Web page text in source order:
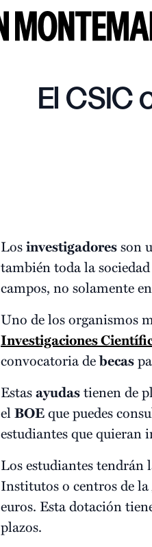
El
Losinvestigadoresson
también toda la
campos, no solamente
Uno de los organismos
Investigaciones
convocatoria debecas
Estasayudastienen de
elBOEque puedes
estudiantes que quieran
Los estudiantes
Institutos o centros de la
euros. Esta dotación
plazos.